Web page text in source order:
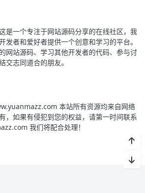
是一个专注于网站源码分享的在线社区，我
发者和爱好者提供一个创意和学习的平台。
网站源码、学习其他开发者的代码、参与讨
交志同道合的朋友。
本站所有资源均来自网络
，如果有侵犯到您的权益，请第一时间联系
我们将配合处理！